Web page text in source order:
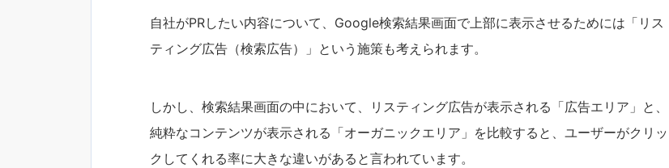
自社がPRしたい内容について、Google検索結果画面で上部に表示させるためには「リス
ティング広告（検索広告）」という施策も考えられます。
しかし、検索結果画面の中において、リスティング広告が表示される「広告エリア」と、
純粋なコンテンツが表示される「オーガニックエリア」を比較すると、ユーザーがクリッ
クしてくれる率に大きな違いがあると言われています。